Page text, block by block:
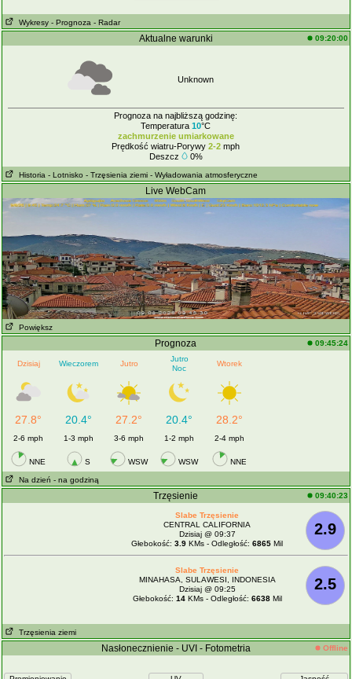
Wykresy - Prognoza - Radar
Aktualne warunki 09:20:00
Unknown
Prognoza na najbliższą godzinę:
Temperatura10°C
zachmurzenie umiarkowane
Prędkość wiatru-Porywy 2-2 mph
Deszcz
0%
Historia - Lotnisko - Trzęsienia ziemi - Wyładowania atmosferyczne
Live WebCam
Powiększ
Prognoza 09:45:24
Dzisiaj Wieczorem Jutro
Jutro
Noc
Wtorek
27.8° 20.4° 27.2° 20.4° 28.2°
2-6 mph 1-3 mph 3-6 mph 1-2 mph 2-4 mph
NNE S WSW WSW NNE
Na dzień - na godziną
Trzęsienie 09:40:23
2.9
Slabe Trzęsienie
CENTRAL CALIFORNIA
Dzisiaj @ 09:37
Głebokość:3.9 KMs - Odległość:6865 Mil
2.5
Slabe Trzęsienie
MINAHASA, SULAWESI, INDONESIA
Dzisiaj @ 09:25
Głebokość: 14KMs - Odległość: 6638Mil
Trzęsienia ziemi
Nasłonecznienie - UVI - Fotometria Offline